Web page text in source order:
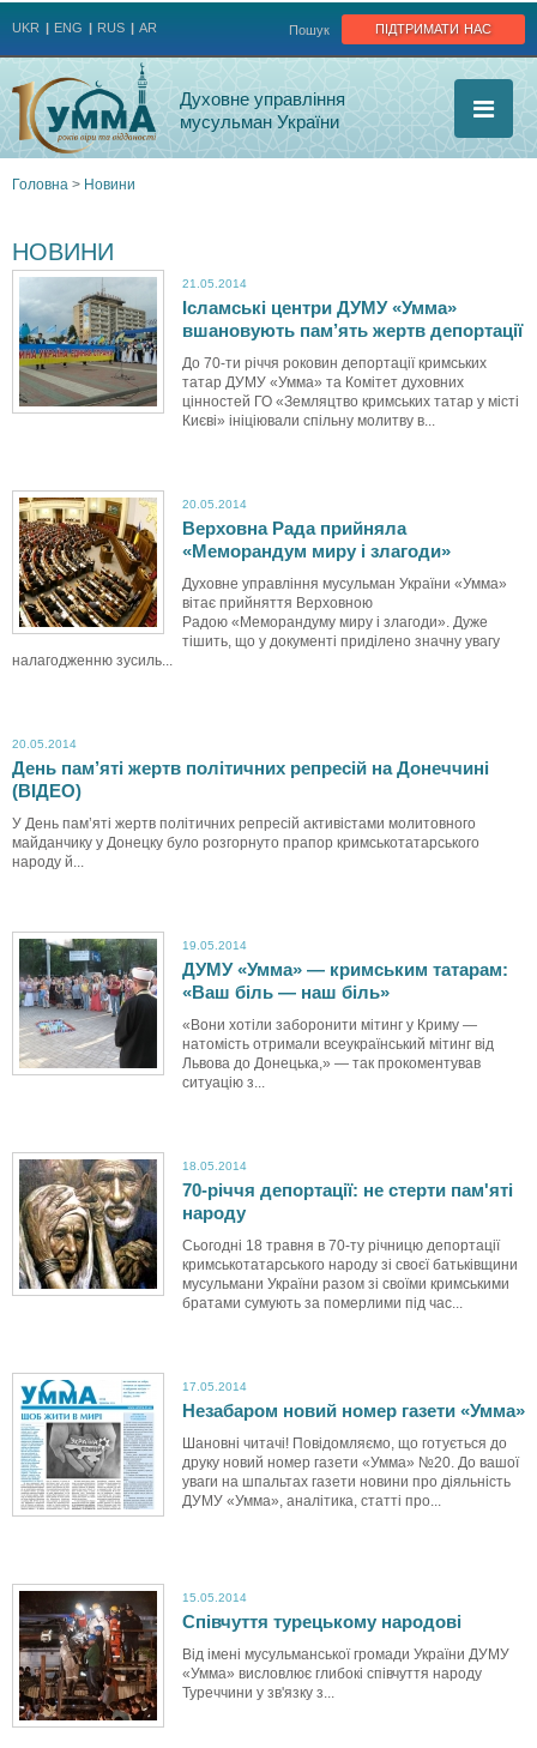
підтримати нас
Пошук
UKR ENG RUS AR
Духовне управління
мусульман України
є
тут
Головна > Новини
НОВИНИ
21.05.2014
Ісламські центри ДУМУ «Умма»
вшановують пам’ять жертв депортації
До 70-ти річчя роковин депортації кримських
татар ДУМУ «Умма» та Комітет духовних
цінностей ГО «Земляцтво кримських татар у місті
Києві» ініціювали спільну молитву в...
20.05.2014
Верховна Рада прийняла
«Меморандум миру і злагоди»
Духовне управління мусульман України «Умма»
вітає прийняття Верховною
Радою «Меморандуму миру і злагоди». Дуже
тішить, що у документі приділено значну увагу
налагодженню зусиль...
20.05.2014
День пам’яті жертв політичних репресій на Донеччині
(ВІДЕО)
У День пам’яті жертв політичних репресій активістами молитовного
майданчику у Донецку було розгорнуто прапор кримськотатарського
народу й...
19.05.2014
ДУМУ «Умма» — кримським татарам:
«Ваш біль — наш біль»
«Вони хотіли заборонити мітинг у Криму —
натомість отримали всеукраїнський мітинг від
Львова до Донецька,» — так прокоментував
ситуацію з...
18.05.2014
70-річчя депортації: не стерти пам'яті
народу
Сьогодні 18 травня в 70-ту річницю депортації
кримськотатарського народу зі своєї батьківщини
мусульмани України разом зі своїми кримськими
братами сумують за померлими під час...
17.05.2014
Незабаром новий номер газети «Умма»
Шановні читачі! Повідомляємо, що готується до
друку новий номер газети «Умма» №20. До вашої
уваги на шпальтах газети новини про діяльність
ДУМУ «Умма», аналітика, статті про...
15.05.2014
Співчуття турецькому народові
Від імені мусульманської громади України ДУМУ
«Умма» висловлює глибокі співчуття народу
Туреччини у зв'язку з...